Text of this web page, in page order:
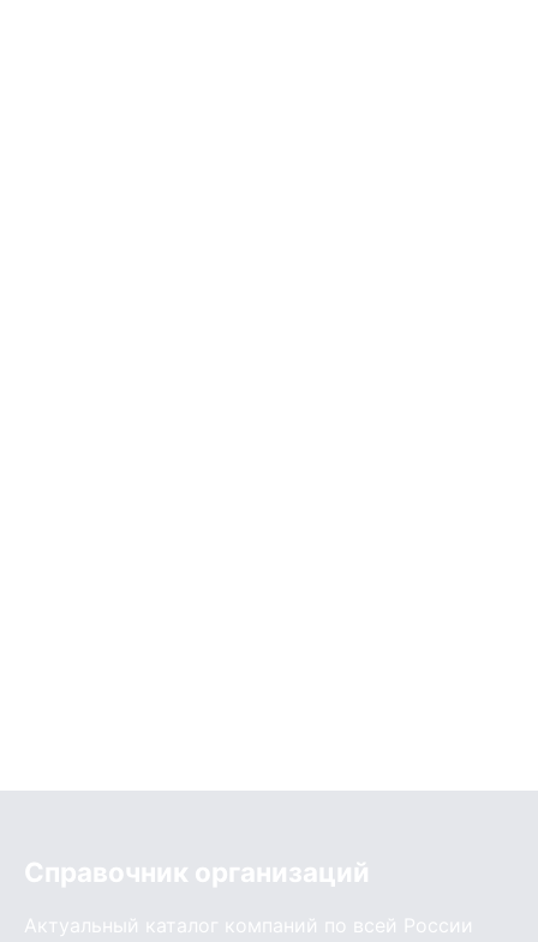
Справочник организаций
Актуальный каталог компаний по всей России